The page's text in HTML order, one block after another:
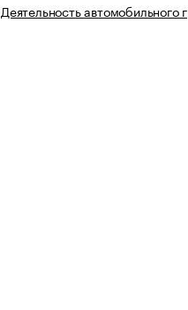
Деятельность автомобильного